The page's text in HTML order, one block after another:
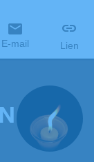
E-mail Lien